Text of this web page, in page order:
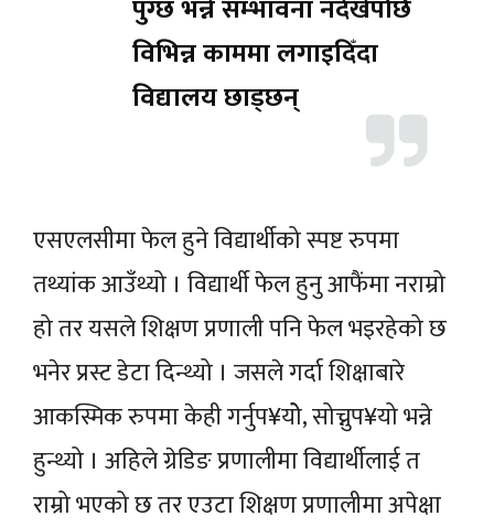
पुग्छ भन्ने सम्भावना नदेखेपछि
विभिन्न काममा लगाइदिँदा
विद्यालय छाड्छन्
एसएलसीमा फेल हुने विद्यार्थीको स्पष्ट रुपमा
तथ्यांक आउँथ्यो । विद्यार्थी फेल हुनु आफैंमा नराम्रो
हो तर यसले शिक्षण प्रणाली पनि फेल भइरहेको छ
भनेर प्रस्ट डेटा दिन्थ्यो । जसले गर्दा शिक्षाबारे
आकस्मिक रुपमा केही गर्नुप¥योे, सोच्नुप¥यो भन्ने
हुन्थ्यो । अहिले ग्रेडिङ प्रणालीमा विद्यार्थीलाई त
राम्रो भएको छ तर एउटा शिक्षण प्रणालीमा अपेक्षा